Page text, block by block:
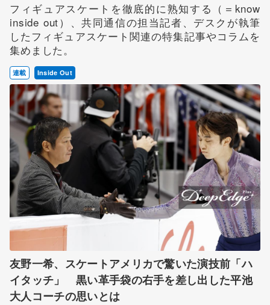
フィギュアスケートを徹底的に熟知する（＝know
inside out）、共同通信の担当記者、デスクが執筆
したフィギュアスケート関連の特集記事やコラムを
集めました。
連載 Inside Out
友野一希、スケートアメリカで驚いた演技前「ハ
イタッチ」 黒い革手袋の右手を差し出した平池
大人コーチの思いとは